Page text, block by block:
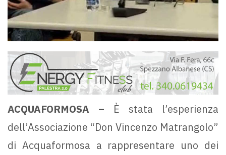
ACQUAFORMOSA – È stata l’esperienza
dell’Associazione “Don Vincenzo Matrangolo”
di Acquaformosa a rappresentare uno dei